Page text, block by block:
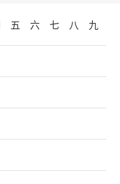
五 六 七 八 九